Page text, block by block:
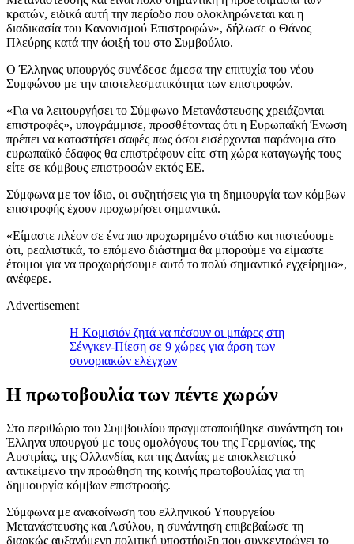
κρατών, ειδικά αυτή την περίοδο που ολοκληρώνεται και η
διαδικασία του Κανονισμού Επιστροφών», δήλωσε ο Θάνος
Πλεύρης κατά την άφιξή του στο Συμβούλιο.
Ο Έλληνας υπουργός συνέδεσε άμεσα την επιτυχία του νέου
Συμφώνου με την αποτελεσματικότητα των επιστροφών.
«Για να λειτουργήσει το Σύμφωνο Μετανάστευσης χρειάζονται
επιστροφές», υπογράμμισε, προσθέτοντας ότι η Ευρωπαϊκή Ένωση
πρέπει να καταστήσει σαφές πως όσοι εισέρχονται παράνομα στο
ευρωπαϊκό έδαφος θα επιστρέφουν είτε στη χώρα καταγωγής τους
είτε σε κόμβους επιστροφών εκτός ΕΕ.
Σύμφωνα με τον ίδιο, οι συζητήσεις για τη δημιουργία των κόμβων
επιστροφής έχουν προχωρήσει σημαντικά.
«Είμαστε πλέον σε ένα πιο προχωρημένο στάδιο και πιστεύουμε
ότι, ρεαλιστικά, το επόμενο διάστημα θα μπορούμε να είμαστε
έτοιμοι για να προχωρήσουμε αυτό το πολύ σημαντικό εγχείρημα»,
ανέφερε.
Advertisement
Η Κομισιόν ζητά να πέσουν οι μπάρες στη
Σένγκεν-Πίεση σε 9 χώρες για άρση των
συνοριακών ελέγχων
Η πρωτοβουλία των πέντε χωρών
Στο περιθώριο του Συμβουλίου πραγματοποιήθηκε συνάντηση του
Έλληνα υπουργού με τους ομολόγους του της Γερμανίας, της
Αυστρίας, της Ολλανδίας και της Δανίας με αποκλειστικό
αντικείμενο την προώθηση της κοινής πρωτοβουλίας για τη
δημιουργία κόμβων επιστροφής.
Σύμφωνα με ανακοίνωση του ελληνικού Υπουργείου
Μετανάστευσης και Ασύλου, η συνάντηση επιβεβαίωσε τη
διαρκώς αυξανόμενη πολιτική υποστήριξη που συγκεντρώνει το